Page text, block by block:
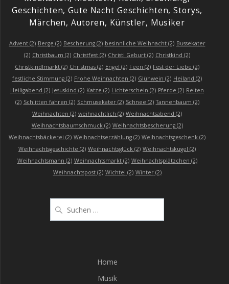
Geschichten, Gute Nacht Geschichten, Storys,
Märchen, Autoren, Künstler, Musiker
Advent(2) Berge (2) Bescherung(2) besinnliche Weihnacht(2) Bussekater
(2) Christbaum (2) Christfest (2) Christi Geburt (2) Christkind (2)
Christkindlmarkt (2) Christmas (2) Engel (2) Feen (2) Fest der Liebe (2)
festliche Stimmung (2) Frohe Weihnachten (2) Glühwein (2) Heiland (2)
Heiligabend (2) Jesuskind (2) Katze (2) Lichterschein (2) Pferde (2) Reiten
(2) Schlitten fahren (2) Schmusekater(2) Schnee (2) Tannenbaum (2)
Weihnachten (2) weihnachtlich (2) Weihnachtsabend (2)
Weihnachtsbaumschmuck(2) Weihnachtsbescherung(2)
Weihnachtsbäckerei (2) Weihnachtserzählung (2) Weihnachtsgeschenk (2)
Weihnachtsgeschichte (2) Weihnachtsglück (2) Weihnachtskugel (2)
Weihnachtsmann (2) Weihnachtsmarkt(2) Weihnachtsplätzchen (2)
Weihnachtspost(2) Wichtel (2) Winter(2)
nach:
Home
Musik